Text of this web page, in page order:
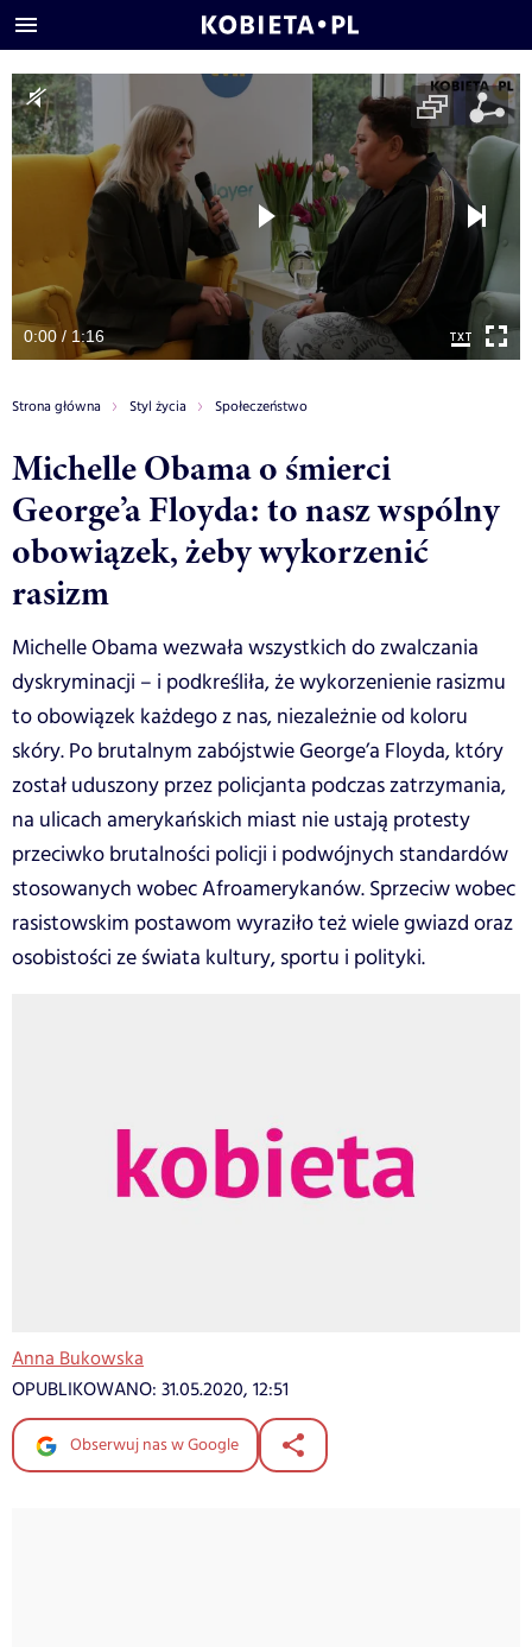
0:00 / 1:16
Strona główna Styl życia Społeczeństwo
Michelle Obama o śmierci
George’a Floyda: to nasz wspólny
obowiązek, żeby wykorzenić
rasizm
Michelle Obama wezwała wszystkich do zwalczania
dyskryminacji – i podkreśliła, że wykorzenienie rasizmu
to obowiązek każdego z nas, niezależnie od koloru
skóry. Po brutalnym zabójstwie George’a Floyda, który
został uduszony przez policjanta podczas zatrzymania,
na ulicach amerykańskich miast nie ustają protesty
przeciwko brutalności policji i podwójnych standardów
stosowanych wobec Afroamerykanów. Sprzeciw wobec
rasistowskim postawom wyraziło też wiele gwiazd oraz
osobistości ze świata kultury, sportu i polityki.
Anna Bukowska
OPUBLIKOWANO: 31.05.2020, 12:51
Obserwuj nas w Google